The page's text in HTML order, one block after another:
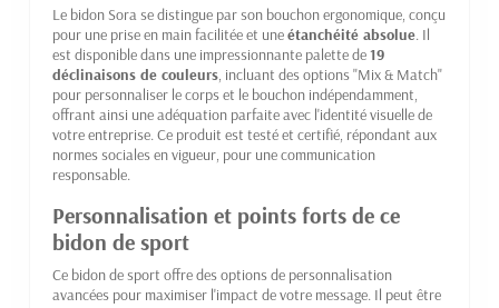
Le bidon Sora se distingue par son bouchon ergonomique, conçu
pour une prise en main facilitée et uneétanchéité absolue. Il
est disponible dans une impressionnante palette de19
déclinaisons de couleurs, incluant des options "Mix & Match"
pour personnaliser le corps et le bouchon indépendamment,
offrant ainsi une adéquation parfaite avec l'identité visuelle de
votre entreprise. Ce produit est testé et certifié, répondant aux
normes sociales en vigueur, pour une communication
responsable.
Personnalisation et points forts de ce
bidon de sport
Ce bidon de sport offre des options de personnalisation
avancées pour maximiser l'impact de votre message. Il peut être